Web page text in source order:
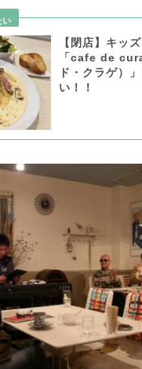
【閉店】キッ
「cafe de
ド・クラゲ）
い！！